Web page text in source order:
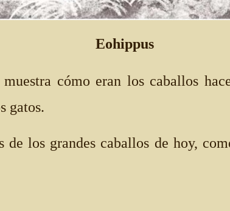
Eohippus
cómo eran los caballos
gatos.
de los grandes caballos de hoy,